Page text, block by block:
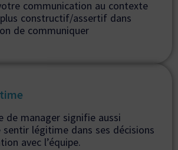
communication au contexte
constructif/assertif dans
de communiquer
de manager signifie aussi
sentir légitime dans ses décisions
avec l’équipe.